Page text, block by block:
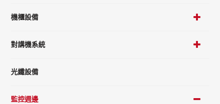
機櫃設備
對講機系統
光纖設備
監控週邊